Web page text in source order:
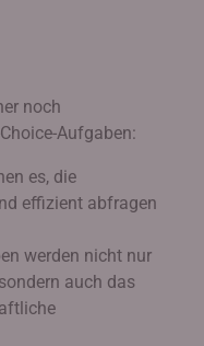
noch
Aufgaben:
es, die
effizient abfragen
werden nicht nur
auch das